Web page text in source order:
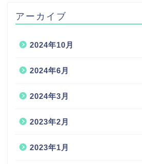
アーカイブ
2024年10月
2024年6月
2024年3月
2023年2月
2023年1月